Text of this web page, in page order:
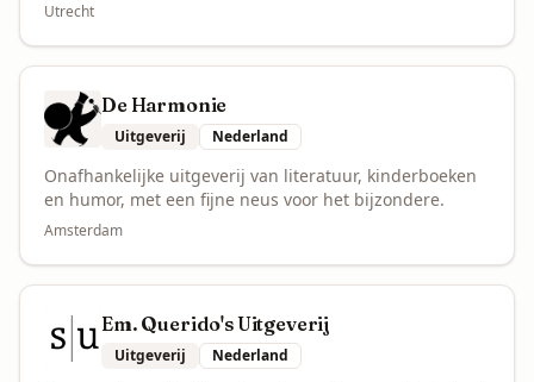
Utrecht
De Harmonie
Uitgeverij Nederland
Onafhankelijke uitgeverij van literatuur, kinderboeken
en humor, met een fijne neus voor het bijzondere.
Amsterdam
Em. Querido's Uitgeverij
Uitgeverij Nederland